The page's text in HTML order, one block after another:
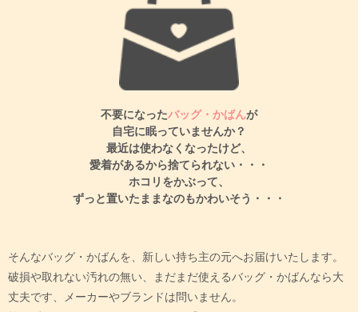
不要になったバッグ・かばんが
自宅に眠っていませんか？
最近は使わなくなったけど、
愛着があるから捨てられない・・・
ホコリをかぶって、
ずっと置いたままなのもかわいそう・・・
そんなバッグ・かばんを、新しい持ち主の元へお届けいたします。
破損や取れない汚れの無い、まだまだ使えるバッグ・かばんなら大
丈夫です、メーカーやブランドは問いません。